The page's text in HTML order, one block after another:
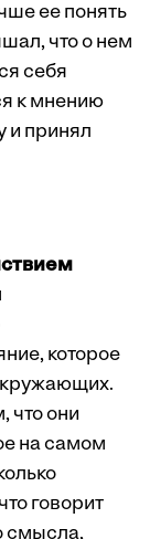
ее понять
что о нем
себя
к мнению
и принял
которое
что они
на самом
говорит
смысла,